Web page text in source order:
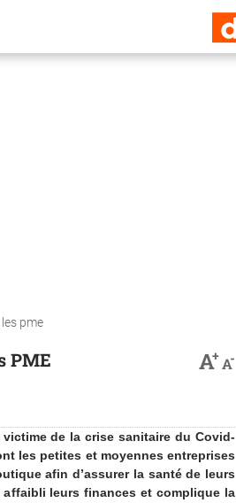
pme
PME A+A-
de la crise sanitaire du Covid-
les petites et moyennes entreprises
afin d’assurer la santé de leurs
leurs finances et complique la